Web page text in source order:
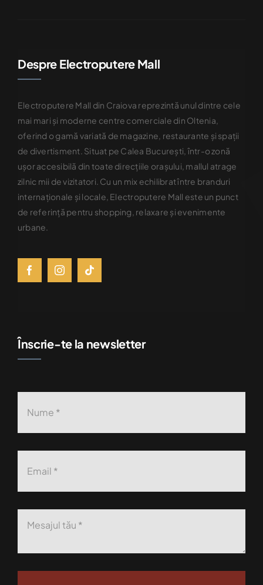
Despre Electroputere Mall
Electroputere Mall din Craiova reprezintă unul dintre cele
mai mari şi moderne centre comerciale din Oltenia,
oferind o gamă variată de magazine, restaurante şi spaţii
de divertisment. Situat pe Calea Bucureşti, într-o zonă
uşor accesibilă din toate direcţiile oraşului, mallul atrage
zilnic mii de vizitatori. Cu un mix echilibrat între branduri
internaţionale şi locale, Electroputere Mall este un punct
de referinţă pentru shopping, relaxare şi evenimente
urbane.
Înscrie-te la newsletter